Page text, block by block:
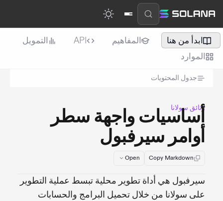
ابدأ من هنا المفاهيم API
التمويل
الموارد
جدول المحتويات
وثائق سولانا
أساسيات واجهة سطر
أوامر سيرفبول
Copy Markdown
Open
سيرفبول هي أداة تطوير محلية تبسط عملية التطوير
على سولانا من خلال تحميل البرامج والحسابات